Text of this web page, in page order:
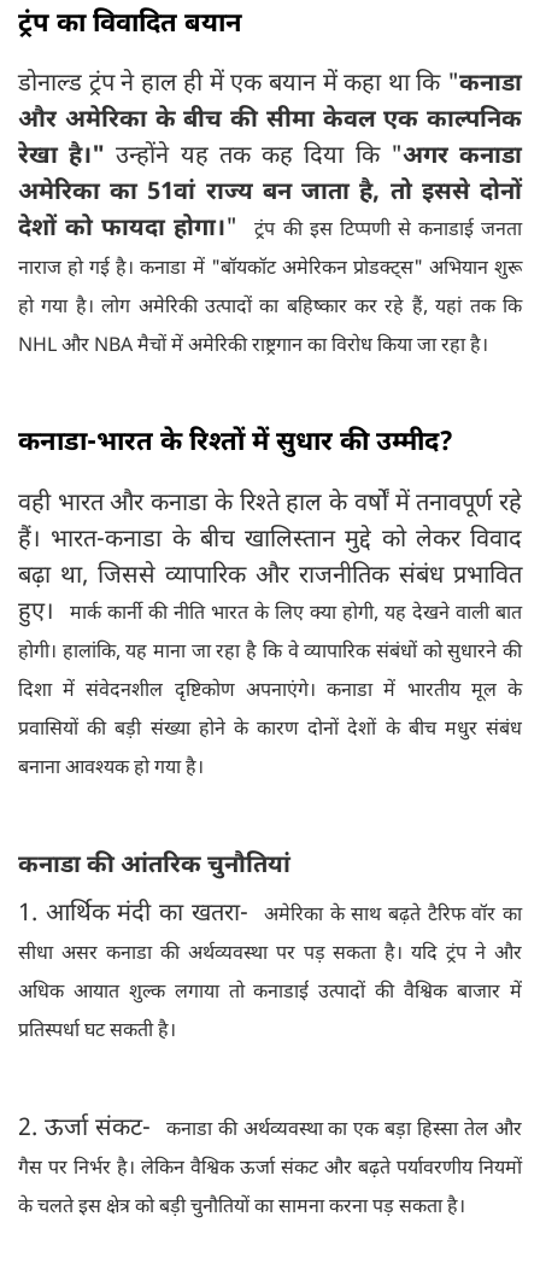
ट्रंप का विवादित बयान
डोनाल्ड ट्रंप ने हाल ही में एक बयान में कहा था कि "कनाडा
और अमेरिका के बीच की सीमा केवल एक काल्पनिक
रेखा है।" उन्होंने यह तक कह दिया कि "अगर कनाडा
अमेरिका का 51वां राज्य बन जाता है, तो इससे दोनों
देशों को फायदा होगा।"
ट्रंप की इस टिप्पणी से कनाडाई जनता
नाराज हो गई है। कनाडा में "बॉयकॉट अमेरिकन प्रोडक्ट्स" अभियान शुरू
हो गया है। लोग अमेरिकी उत्पादों का बहिष्कार कर रहे हैं, यहां तक कि
NHL और NBA मैचों में अमेरिकी राष्ट्रगान का विरोध किया जा रहा है।
कनाडा-भारत के रिश्तों में सुधार की उम्मीद?
वही भारत और कनाडा के रिश्ते हाल के वर्षों में तनावपूर्ण रहे
हैं। भारत-कनाडा के बीच खालिस्तान मुद्दे को लेकर विवाद
बढ़ा था, जिससे व्यापारिक और राजनीतिक संबंध प्रभावित
हुए।
मार्क कार्नी की नीति भारत के लिए क्या होगी, यह देखने वाली बात
होगी। हालांकि, यह माना जा रहा है कि वे व्यापारिक संबंधों को सुधारने की
दिशा में संवेदनशील दृष्टिकोण अपनाएंगे। कनाडा में भारतीय मूल के
प्रवासियों की बड़ी संख्या होने के कारण दोनों देशों के बीच मधुर संबंध
बनाना आवश्यक हो गया है।
कनाडा की आंतरिक चुनौतियां
1. आर्थिक मंदी का खतरा-
अमेरिका के साथ बढ़ते टैरिफ वॉर का
सीधा असर कनाडा की अर्थव्यवस्था पर पड़ सकता है। यदि ट्रंप ने और
अधिक आयात शुल्क लगाया तो कनाडाई उत्पादों की वैश्विक बाजार में
प्रतिस्पर्धा घट सकती है।
2. ऊर्जा संकट-
कनाडा की अर्थव्यवस्था का एक बड़ा हिस्सा तेल और
गैस पर निर्भर है। लेकिन वैश्विक ऊर्जा संकट और बढ़ते पर्यावरणीय नियमों
के चलते इस क्षेत्र को बड़ी चुनौतियों का सामना करना पड़ सकता है।